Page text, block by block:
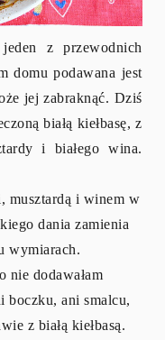
z przewodnich
domu podawana jest
jej zabraknąć. Dziś
białą kiełbasę, z
i białego wina.
musztardą i winem w
dania zamienia
wymiarach.
nie dodawałam
boczku, ani smalcu,
z białą kiełbasą.